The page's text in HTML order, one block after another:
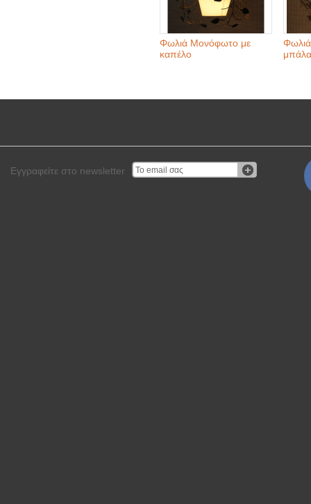
Φωλιά Μονόφωτο με
καπέλο
μπάλα
Εγγραφείτε στο newsletter